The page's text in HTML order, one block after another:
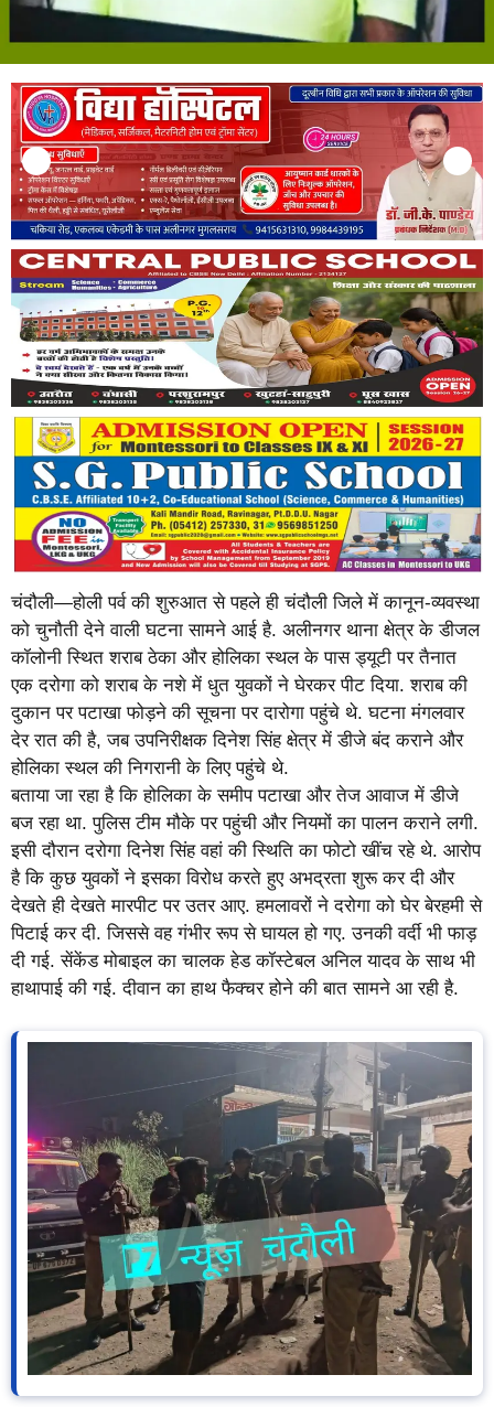
चंदौली—होली पर्व की शुरुआत से पहले ही चंदौली जिले में कानून-व्यवस्था
को चुनौती देने वाली घटना सामने आई है. अलीनगर थाना क्षेत्र के डीजल
कॉलोनी स्थित शराब ठेका और होलिका स्थल के पास ड्यूटी पर तैनात
एक दरोगा को शराब के नशे में धुत युवकों ने घेरकर पीट दिया. शराब की
दुकान पर पटाखा फोड़ने की सूचना पर दारोगा पहुंचे थे. घटना मंगलवार
देर रात की है, जब उपनिरीक्षक दिनेश सिंह क्षेत्र में डीजे बंद कराने और
होलिका स्थल की निगरानी के लिए पहुंचे थे.
बताया जा रहा है कि होलिका के समीप पटाखा और तेज आवाज में डीजे
बज रहा था. पुलिस टीम मौके पर पहुंची और नियमों का पालन कराने लगी.
इसी दौरान दरोगा दिनेश सिंह वहां की स्थिति का फोटो खींच रहे थे. आरोप
है कि कुछ युवकों ने इसका विरोध करते हुए अभद्रता शुरू कर दी और
देखते ही देखते मारपीट पर उतर आए. हमलावरों ने दरोगा को घेर बेरहमी से
पिटाई कर दी. जिससे वह गंभीर रूप से घायल हो गए. उनकी वर्दी भी फाड़
दी गई. सेंकेंड मोबाइल का चालक हेड कॉस्टेबल अनिल यादव के साथ भी
हाथापाई की गई. दीवान का हाथ फैक्चर होने की बात सामने आ रही है.